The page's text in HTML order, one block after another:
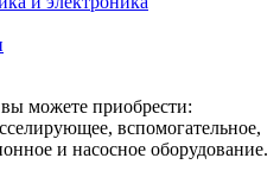
можете приобрести:
вспомогательное,
и насосное оборудование.